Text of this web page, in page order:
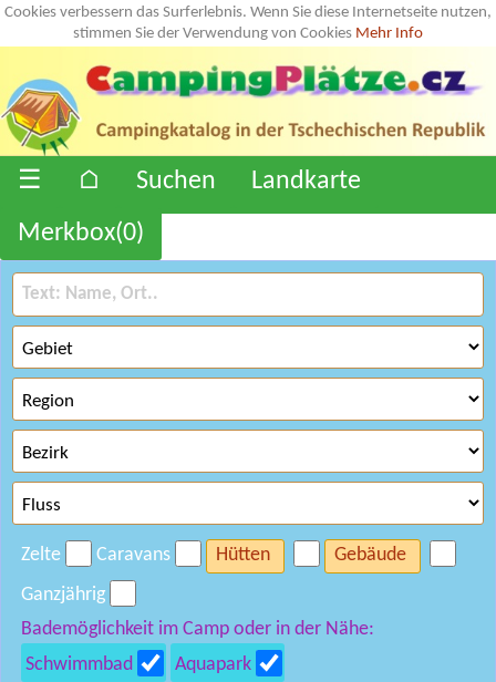
Cookies verbessern das Surferlebnis. Wenn Sie diese Internetseite nutzen,
stimmen Sie der Verwendung von Cookies Mehr Info
☰ ⌂ Suchen
Landkarte
Merkbox(0)
Zelte Caravans Hütten
Gebäude
Ganzjährig
Bademöglichkeit im Camp oder in der Nähe:
Schwimmbad
Aquapark